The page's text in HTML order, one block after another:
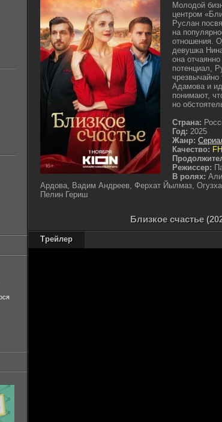
Молодой
центром
Руслан
на
отношения.
девушка
она
потенциал,
Адамова и
понимают,
но
Страна:
Год: 2025
Жанр:
Качество:
Режиссер:
В ролях:
Ардова, Вадим Андреев, Ферхат Йылмаз,
Пелин Гериш
Близкое счастье
Трейлер